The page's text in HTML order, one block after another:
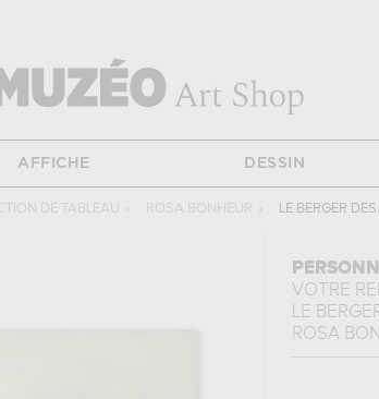
AFFICHE DESSIN
DE TABLEAU › ROSA BONHEUR › LE BERGER
VOTRE
LE
ROSA